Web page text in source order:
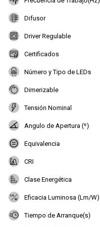
Difusor
Driver Regulable
Certificados
Número y Tipo de LEDs
Dimerizable
Tensión Nominal
Angulo de Apertura (º)
Equivalencia
CRI
Clase Energética
Eficacia Luminosa (Lm/W)
Tiempo de Arranque(s)